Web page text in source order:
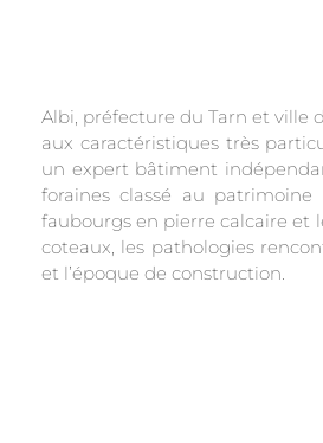
Albi, préfecture du Tarn et ville
aux caractéristiques très
un expert bâtiment
foraines classé au patrimoine
faubourgs en pierre calcaire et
coteaux, les pathologies
et l’époque de construction.